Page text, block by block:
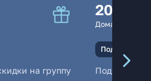
на группу
200
Домашний
Подключение